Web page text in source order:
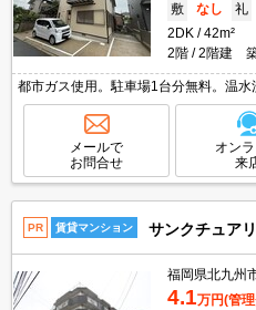
敷
なし 礼
2DK
42m²
2階
2階建
都市ガス使用。駐車場1台分無料。温水
0m)買物便利。
メールで
お問合せ
オン
来
PR 賃貸マンション サンクチュアリ
福岡県北九州
4.1万円(管